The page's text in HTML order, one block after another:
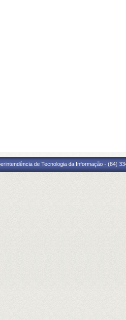
de Tecnologia da Informação - (84)